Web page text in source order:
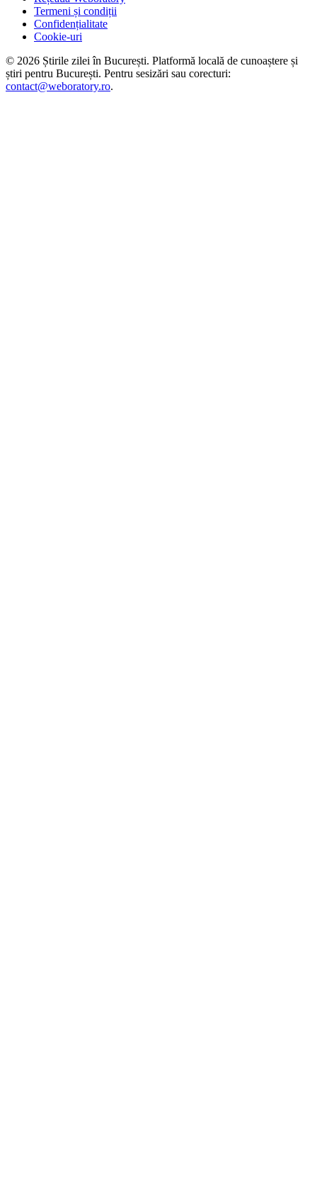
Termeni și condiții
Confidențialitate
Cookie-uri
© 2026 Știrile zilei în București. Platformă locală de cunoaștere și
știri pentru București. Pentru sesizări sau corecturi:
contact@weboratory.ro.